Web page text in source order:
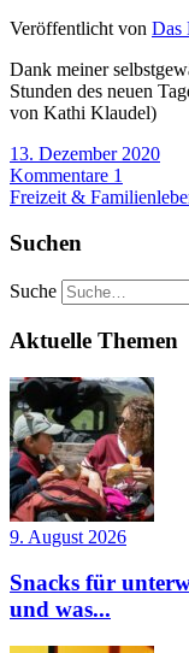
Veröffentlicht von Das
Dank meiner
Stunden des neuen
von Kathi Klaudel)
13. Dezember 2020
Kommentare 1
Freizeit &
Suchen
Suche
Aktuelle Themen
9. August 2026
Snacks für
und was...